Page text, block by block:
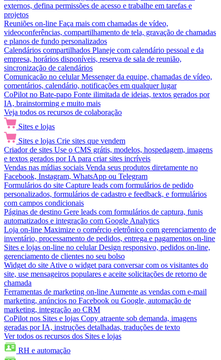
externos, defina permissões de acesso e trabalhe em tarefas e
projetos
Reuniões on-line Faça mais com chamadas de vídeo,
videoconferências, compartilhamento de tela, gravação de chamadas
e planos de fundo personalizados
Calendários compartilhados Planeje com calendário pessoal e da
empresa, horários disponíveis, reserva de sala de reunião,
sincronização de calendários
Comunicação no celular Messenger da equipe, chamadas de vídeo,
comentários, calendário, notificações em qualquer lugar
CoPilot no Bate-papo Fonte ilimitada de ideias, textos gerados por
IA, brainstorming e muito mais
Veja todos os recursos de colaboração
Sites e lojas
Sites e lojas Crie sites que vendem
Criador de sites Use o CMS grátis, modelos, hospedagem, imagens
e textos gerados por IA para criar sites incríveis
Vendas nas mídias sociais Venda seus produtos diretamente no
Facebook, Instagram, WhatsApp ou Telegram
Formulários do site Capture leads com formulários de pedido
personalizados, formulários de cadastro e feedback, e formulários
com campos condicionais
Páginas de destino Gere leads com formulários de captura, funis
automatizados e integração com Google Analytics
Loja on-line Maximize o comércio eletrônico com gerenciamento de
inventário, processamento de pedidos, entrega e pagamentos on-line
Sites e lojas on-line no celular Design responsivo, pedidos on-line,
gerenciamento de clientes no seu bolso
Widget do site Ative o widget para conversar com os visitantes do
site, use mensageiros populares e aceite solicitações de retorno de
chamada
Ferramentas de marketing on-line Aumente as vendas com e-mail
marketing, anúncios no Facebook ou Google, automação de
marketing, integração ao CRM
CoPilot nos Sites e lojas Copy atraente sob demanda, imagens
geradas por IA, instruções detalhadas, traduções de texto
Ver todos os recursos dos Sites e lojas
RH e automação